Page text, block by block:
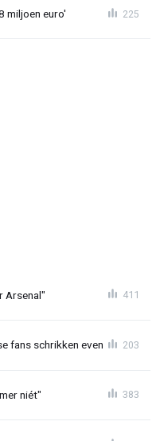
miljoen euro' 225
Arsenal" 411
fans schrikken even 203
niét" 383